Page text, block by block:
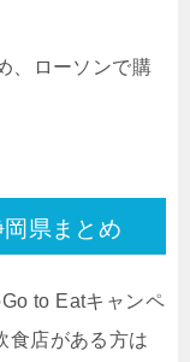
、ローソンで購
岡県まとめ
to Eatキャンペ
食店がある方は